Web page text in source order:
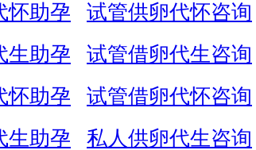
怀助孕
试管供卵代怀咨询
生助孕
试管借卵代生咨询
怀助孕
试管借卵代怀咨询
生助孕
私人供卵代生咨询